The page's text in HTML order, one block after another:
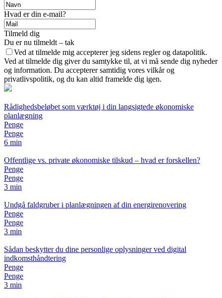
Hvad er din e-mail?
Tilmeld dig
Du er nu tilmeldt – tak
Ved at tilmelde mig accepterer jeg sidens regler og datapolitik.
Ved at tilmelde dig giver du samtykke til, at vi må sende dig nyheder
og information. Du accepterer samtidig vores vilkår og
privatlivspolitik, og du kan altid framelde dig igen.
Rådighedsbeløbet som værktøj i din langsigtede økonomiske
planlægning
Penge
Penge
6 min
Offentlige vs. private økonomiske tilskud – hvad er forskellen?
Penge
Penge
3 min
Undgå faldgruber i planlægningen af din energirenovering
Penge
Penge
3 min
Sådan beskytter du dine personlige oplysninger ved digital
indkomsthåndtering
Penge
Penge
3 min